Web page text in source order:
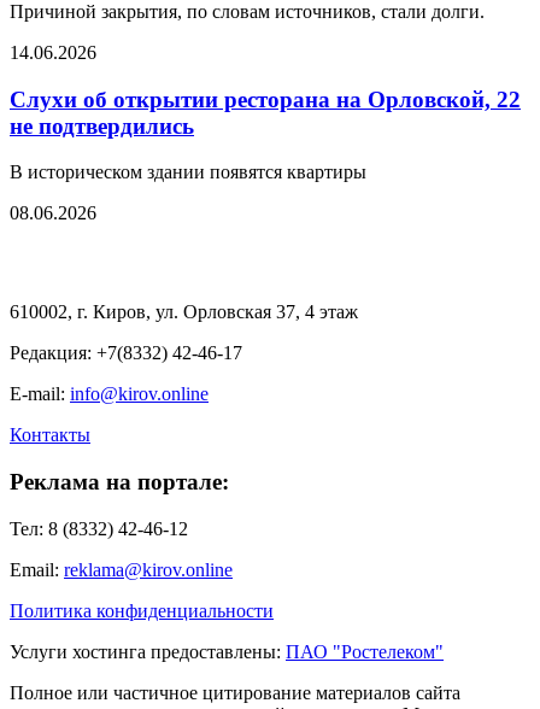
Причиной закрытия, по словам источников, стали долги.
14.06.2026
Слухи об открытии ресторана на Орловской, 22
не подтвердились
В историческом здании появятся квартиры
08.06.2026
610002, г. Киров, ул. Орловская 37, 4 этаж
Редакция: +7(8332) 42-46-17
E-mail: info@kirov.online
Контакты
Реклама на портале:
Тел: 8 (8332) 42-46-12
Email: reklama@kirov.online
Политика конфиденциальности
Услуги хостинга предоставлены: ПАО "Ростелеком"
Полное или частичное цитирование материалов сайта